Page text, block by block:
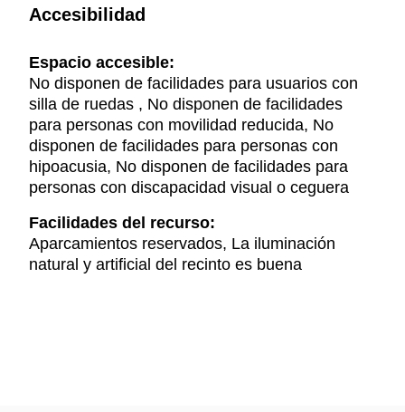
Accesibilidad
Espacio accesible:
No disponen de facilidades para usuarios con
silla de ruedas , No disponen de facilidades
para personas con movilidad reducida, No
disponen de facilidades para personas con
hipoacusia, No disponen de facilidades para
personas con discapacidad visual o ceguera
Facilidades del recurso:
Aparcamientos reservados, La iluminación
natural y artificial del recinto es buena